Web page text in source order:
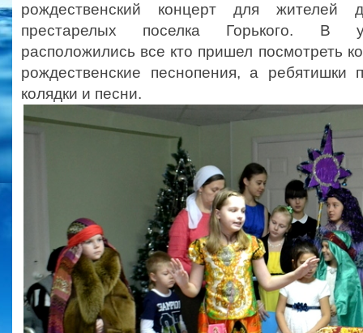
рождественский концерт для жителей
престарелых поселка Горького. В
расположились все кто пришел посмотреть
рождественские песнопения, а ребятишки
колядки и песни.